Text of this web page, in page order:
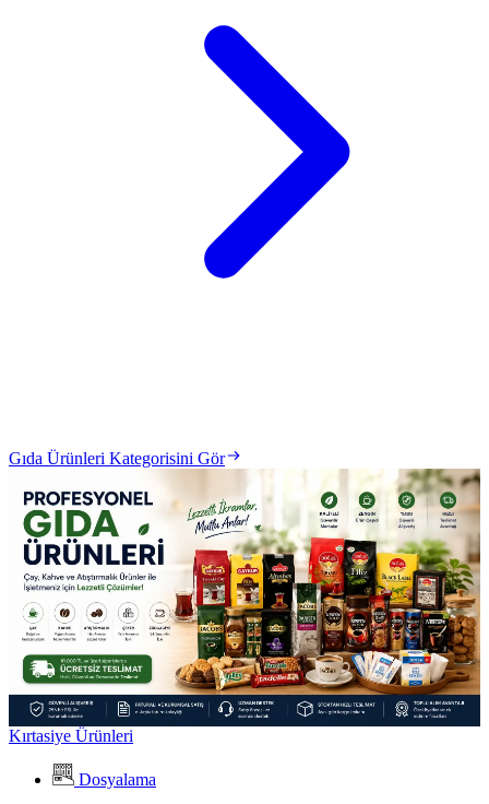
Gıda Ürünleri Kategorisini Gör
Kırtasiye Ürünleri
Dosyalama